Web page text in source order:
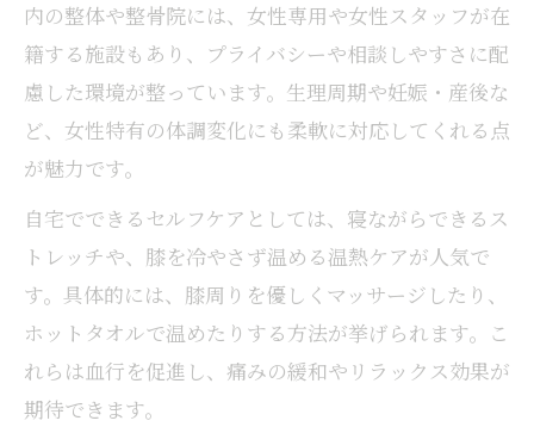
内の整体や整骨院には、女性専用や女性スタッフが在
籍する施設もあり、プライバシーや相談しやすさに配
慮した環境が整っています。生理周期や妊娠・産後な
ど、女性特有の体調変化にも柔軟に対応してくれる点
が魅力です。
自宅でできるセルフケアとしては、寝ながらできるス
トレッチや、膝を冷やさず温める温熱ケアが人気で
す。具体的には、膝周りを優しくマッサージしたり、
ホットタオルで温めたりする方法が挙げられます。こ
れらは血行を促進し、痛みの緩和やリラックス効果が
期待できます。